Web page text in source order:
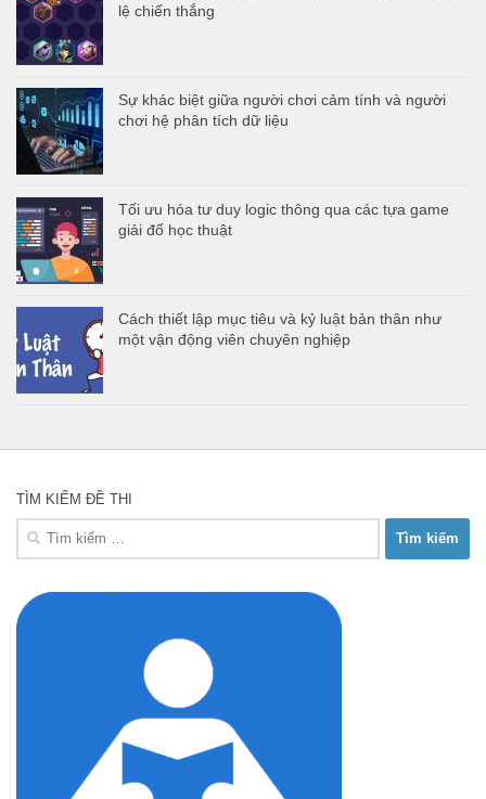
lệ chiến thắng
Sự khác biệt giữa người chơi cảm tính và người
chơi hệ phân tích dữ liệu
Tối ưu hóa tư duy logic thông qua các tựa game
giải đố học thuật
Cách thiết lập mục tiêu và kỷ luật bản thân như
một vận động viên chuyên nghiệp
TÌM KIẾM ĐỀ THI
Tìm